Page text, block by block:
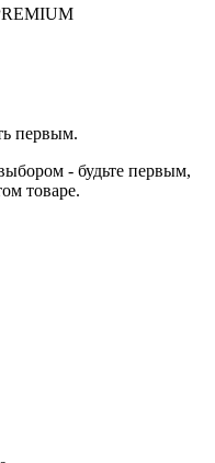
первым.
- будьте первым,
товаре.